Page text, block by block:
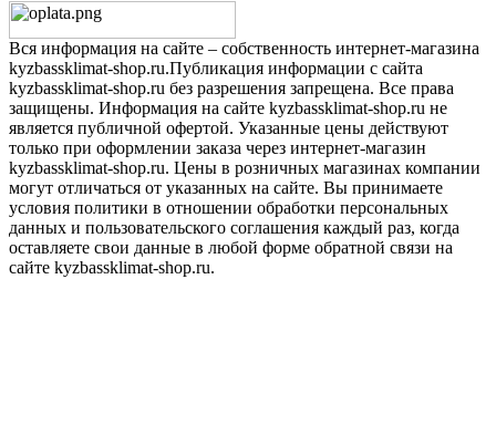
Вся информация на сайте – собственность интернет-магазина
kyzbassklimat-shop.ru.Публикация информации с сайта
kyzbassklimat-shop.ru без разрешения запрещена. Все права
защищены. Информация на сайте kyzbassklimat-shop.ru не
является публичной офертой. Указанные цены действуют
только при оформлении заказа через интернет-магазин
kyzbassklimat-shop.ru. Цены в розничных магазинах компании
могут отличаться от указанных на сайте. Вы принимаете
условия политики в отношении обработки персональных
данных и пользовательского соглашения каждый раз, когда
оставляете свои данные в любой форме обратной связи на
сайте kyzbassklimat-shop.ru.